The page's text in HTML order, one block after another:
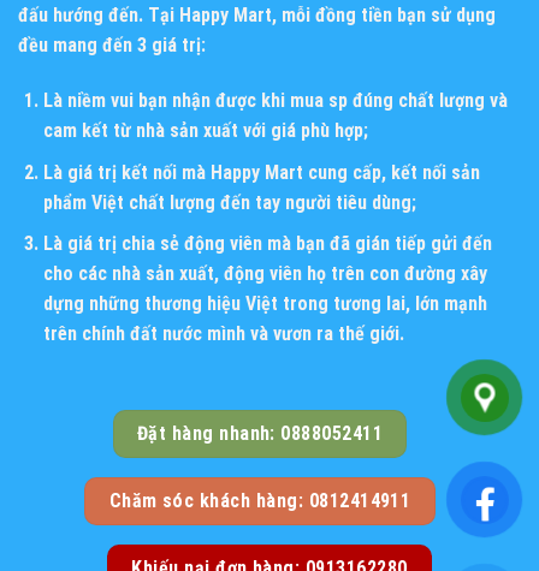
đấu hướng đến. Tại Happy Mart, mỗi đồng tiền bạn sử dụng
đều mang đến 3 giá trị:
Là niềm vui bạn nhận được khi mua sp đúng chất lượng và
cam kết từ nhà sản xuất với giá phù hợp;
Là giá trị kết nối mà Happy Mart cung cấp, kết nối sản
phẩm Việt chất lượng đến tay người tiêu dùng;
Là giá trị chia sẻ động viên mà bạn đã gián tiếp gửi đến
cho các nhà sản xuất, động viên họ trên con đường xây
dựng những thương hiệu Việt trong tương lai, lớn mạnh
trên chính đất nước mình và vươn ra thế giới.
Đặt hàng nhanh: 0888052411
Chăm sóc khách hàng: 0812414911